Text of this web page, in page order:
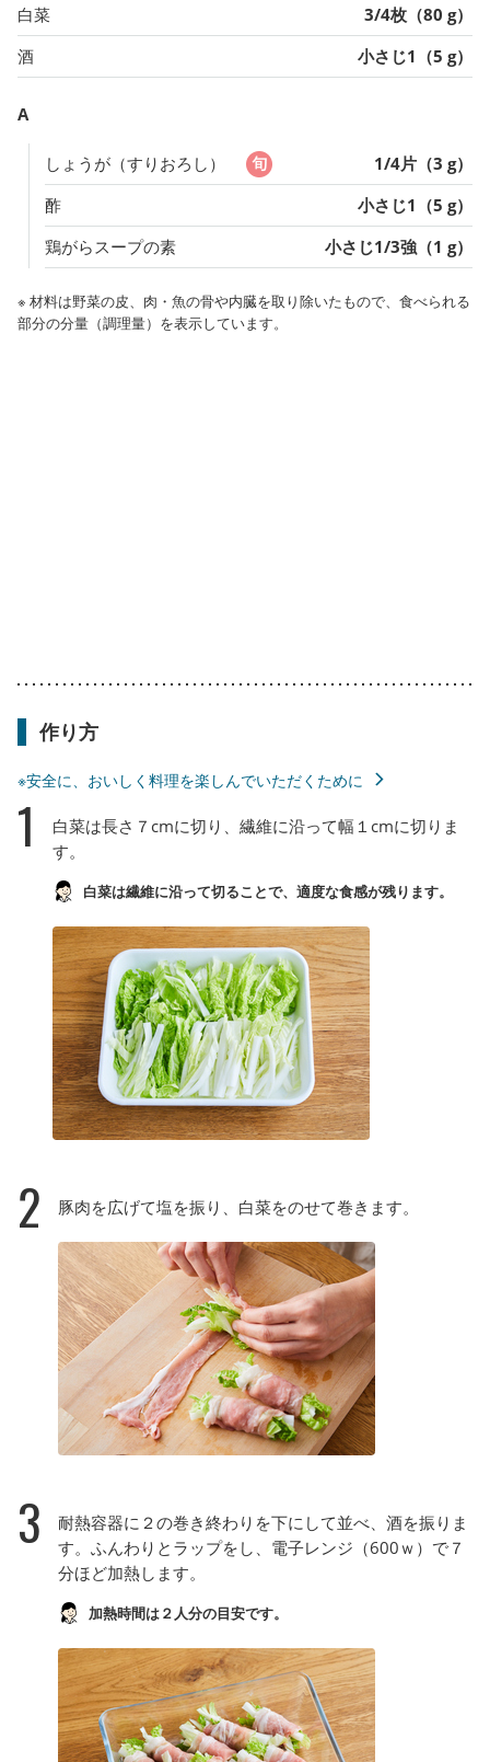
白菜
3/4枚（80 g）
酒
小さじ1（5 g）
A
しょうが（すりおろし）
1/4片（3 g）
酢
小さじ1（5 g）
鶏がらスープの素
小さじ1/3強（1 g）
※ 材料は野菜の皮、肉・魚の骨や内臓を取り除いたもので、食べられる
部分の分量（調理量）を表示しています。
作り方
※安全に、おいしく料理を楽しんでいただくために
1
白菜は長さ７cmに切り、繊維に沿って幅１cmに切りま
す。
白菜は繊維に沿って切ることで、適度な食感が残ります。
2 豚肉を広げて塩を振り、白菜をのせて巻きます。
3
耐熱容器に２の巻き終わりを下にして並べ、酒を振りま
す。ふんわりとラップをし、電子レンジ（600ｗ）で７
分ほど加熱します。
加熱時間は２人分の目安です。